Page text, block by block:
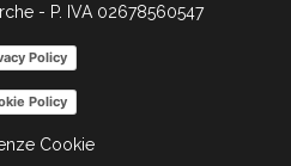
- P. IVA 02678560547
Policy
Policy
Cookie